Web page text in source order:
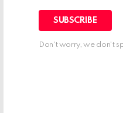
Don't worry, we don't